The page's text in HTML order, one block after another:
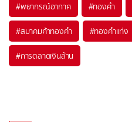
#พยากรณ์อากาศ #ทองคำ
#สมาคมค้าทองคำ #ทองคำแท่ง
#การตลาดเงินล้าน